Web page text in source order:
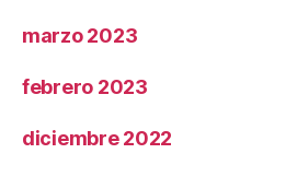
marzo 2023
febrero 2023
diciembre 2022